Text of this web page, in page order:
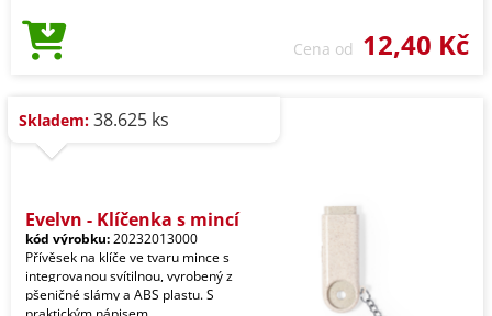
Cena od 12,40 Kč
Skladem: 38.625 ks
Evelyn - Klíčenka s mincí
kód výrobku:20232013000
Přívěsek na klíče ve tvaru mince s
integrovanou svítilnou, vyrobený z
pšeničné slámy a ABS plastu. S